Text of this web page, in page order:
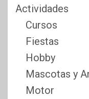
Actividades
Cursos
Fiestas
Hobby
Mascotas y
Motor